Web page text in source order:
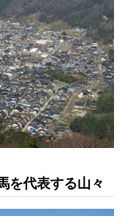
を代表する山々